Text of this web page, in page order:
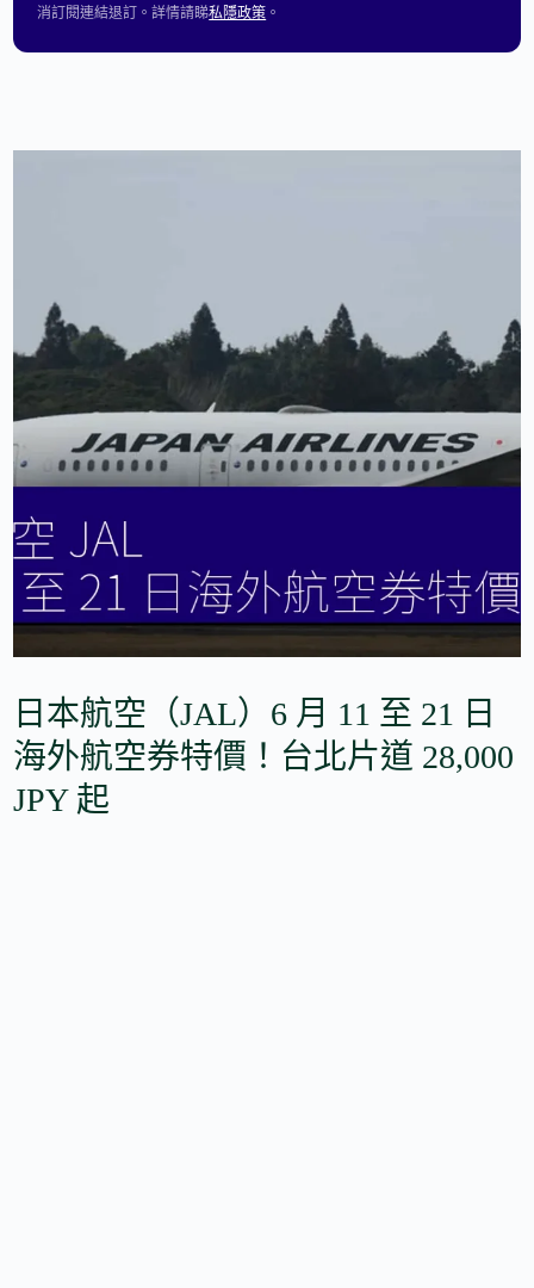
消訂閱連結退訂。詳情請睇私隱政策 。
日本航空（JAL）6 月 11 至 21 日
海外航空券特價！台北片道 28,000
JPY 起